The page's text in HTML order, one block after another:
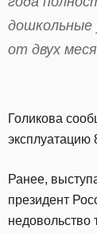
дошкольные
от двух
Голикова
эксплуатацию
Ранее,
президент
недовольство